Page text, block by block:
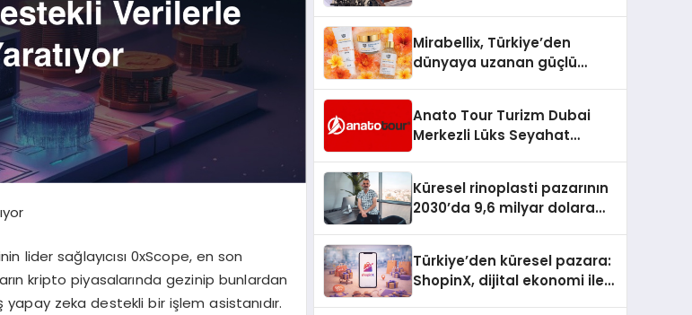
lider sağlayıcısı 0xScope, en son
kripto piyasalarında gezinip bunlardan
zeka destekli bir işlem asistanıdır.
Mirabellix, Türkiye’den
dünyaya uzanan güçlü
Anato Tour Turizm Dubai
Merkezli Lüks Seyahat
Küresel rinoplasti pazarının
2030’da 9,6 milyar dolara
Türkiye’den küresel pazara:
ShopinX, dijital ekonomi ile